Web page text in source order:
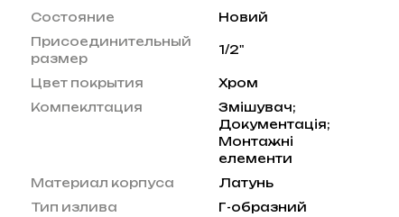
Состояние
Новий
Присоединительный
размер
1/2"
Цвет покрытия
Хром
Компеклтация
Змішувач;
Документація;
Монтажні
елементи
Материал корпуса
Латунь
Тип излива
Г-образний